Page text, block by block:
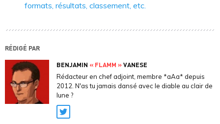
formats, résultats, classement, etc.
RÉDIGÉ PAR
BENJAMIN « FLAMM »VANESE
Rédacteur en chef adjoint, membre *aAa* depuis
2012. N'as tu jamais dansé avec le diable au clair de
lune ?
Twitter